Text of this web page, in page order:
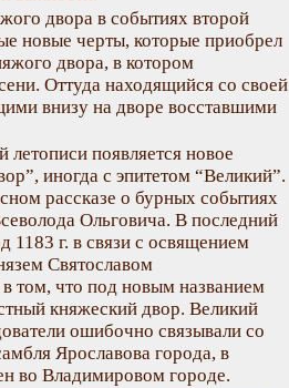
двора в событиях второй
новые черты, которые приобрел
двора, в котором
Оттуда находящийся со своей
внизу на дворе восставшими
появляется новое
иногда с эпитетом “Великий”.
рассказе о бурных событиях
Ольговича. В последний
1183 г. в связи с освящением
Святославом
том, что под новым названием
княжеский двор. Великий
ошибочно связывали со
Ярославова города, в
во Владимировом городе.